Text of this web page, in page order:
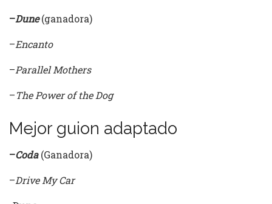
–Dune(ganadora)
–Encanto
–Parallel Mothers
–The Power of the Dog
Mejor guion adaptado
–Coda(Ganadora)
–Drive My Car